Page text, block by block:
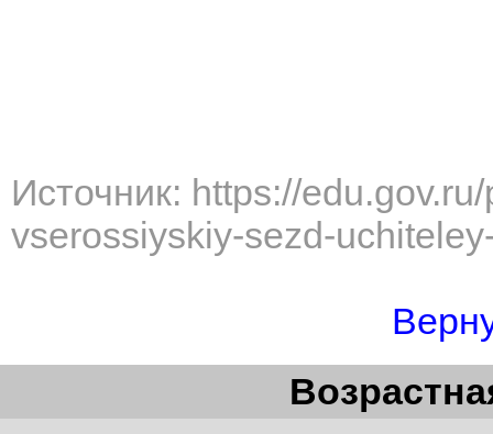
Источник: https://
vserossiyskiy-sezd-